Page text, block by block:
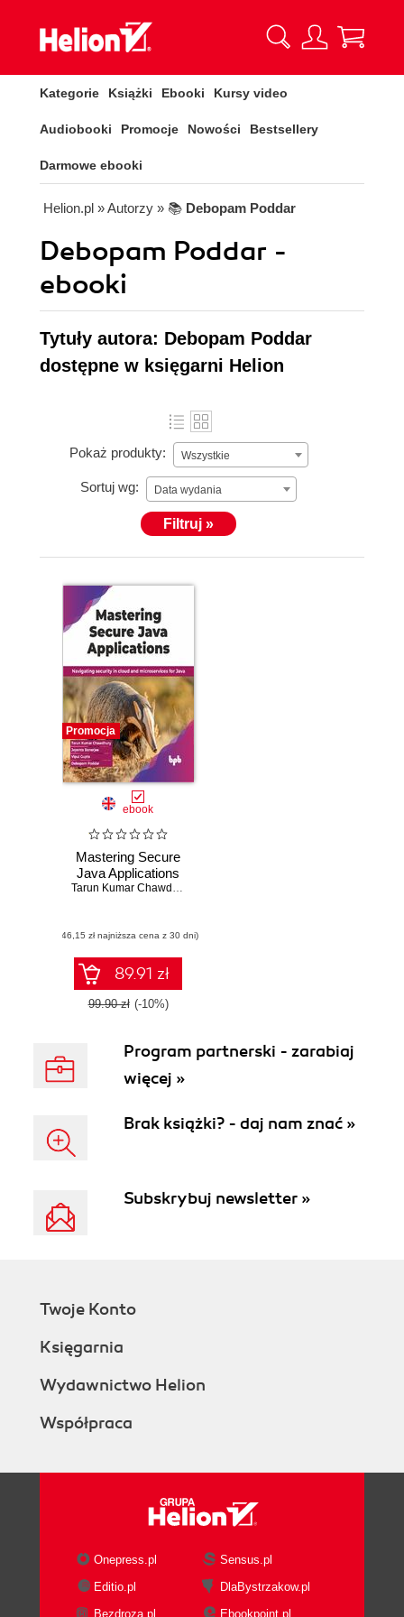
Kategorie Książki Ebooki Kursy video
Audiobooki Promocje Nowości Bestsellery
Darmowe ebooki
Helion.pl » Autorzy » 📚 Debopam Poddar
Debopam Poddar -
ebooki
Tytuły autora: Debopam Poddar
dostępne w księgarni Helion
Pokaż produkty: Wszystkie
Sortuj wg: Data wydania
Filtruj »
Promocja
ebook
Mastering Secure
Java Applications
Tarun Kumar Chawdhury
(46,15 zł najniższa cena z 30 dni)
89.91 zł
99.90 zł (-10%)
Program partnerski - zarabiaj
więcej »
Brak książki? - daj nam znać »
Subskrybuj newsletter »
Twoje Konto
Księgarnia
Wydawnictwo Helion
Współpraca
Onepress.pl
Sensus.pl
Editio.pl
DlaBystrzakow.pl
Bezdroza.pl
Ebookpoint.pl